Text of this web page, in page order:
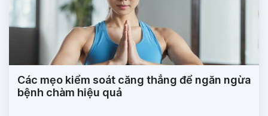
Các mẹo kiểm soát căng thẳng để ngăn ngừa
bệnh chàm hiệu quả